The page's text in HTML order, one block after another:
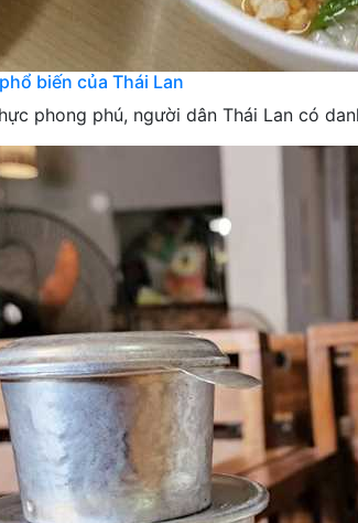
biến của Thái Lan
phong phú, người dân Thái Lan có